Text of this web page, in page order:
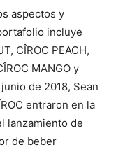
aspectos y
incluye
CÎROC PEACH,
MANGO y
junio de 2018, Sean
entraron en la
lanzamiento de
de beber